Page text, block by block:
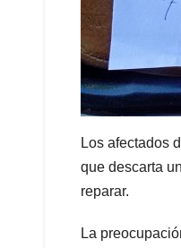
Los afectados
que descarta
reparar.
La